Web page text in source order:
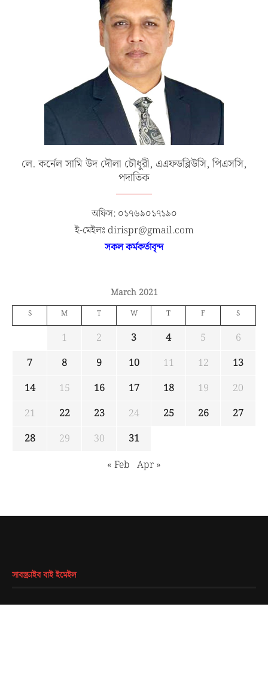
লে. কর্নেল সামি উদ দৌলা চৌধুরী, এএফডব্লিউসি, পিএসসি,
পদাতিক
অফিস: ০১৭৬৯০১৭১৯০
ই-মেইলঃ dirispr@gmail.com
সকল কর্মকর্তাবৃন্দ
March 2021
S M T W T F S
1 2 3 4 5
6
7
8 9 10 11 12
13
14
15 16 17 18 19
20
21
22 23 24 25 26
27
28
29 30
31
« Feb Apr »
সাবস্ক্রাইব বাই ইমেইল